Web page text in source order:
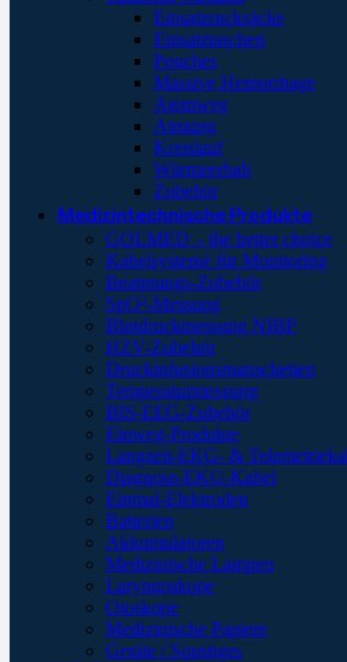
Einsatzrucksäcke
Einsatztaschen
Pouches
Massive Hemorrhage
Atemweg
Atmung
Kreislauf
Wärmeerhalt
Zubehör
Medizintechnische Produkte
GOLMED – the better choice
Kabelsysteme für Monitoring
Beatmungs-Zubehör
SpO²-Messung
Blutdruckmessung NIBP
HZV-Zubehör
Druckinfusionsmanschetten
Temperaturmessung
BIS-EEG-Zubehör
Einweg-Produkte
Langzeit-EKG- &
Diagnose-EKG-Kabel
Einmal-Elektroden
Batterien
Akkumulatoren
Medizinische Lampen
Laryngoskope
Otoskope
Medizinische Papiere
Geräte / Sonstiges